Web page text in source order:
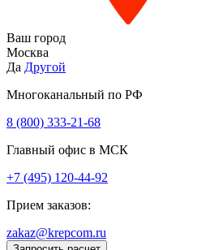
Ваш город
Москва
Да Другой
Многоканальный по РФ
8 (800) 333‑21-68
Главный офис в МСК
+7 (495) 120-44-92
Прием заказов:
zakaz@krepcom.ru